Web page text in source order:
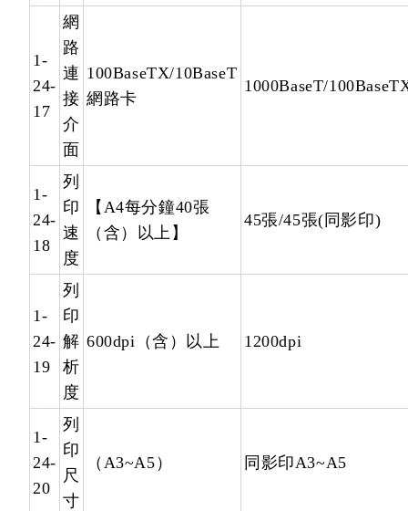
1-
24-
17
網
路
連
接
介
面
100BaseTX/10BaseT
網路卡
1000BaseT/
1-
24-
18
列
印
速
度
【A4每分鐘40張
（含）以上】
45張/45張(同影印)
1-
24-
19
列
印
解
析
度
600dpi（含）以上 1200dpi
1-
24-
20
列
印
尺
寸
（A3~A5） 同影印A3~A5